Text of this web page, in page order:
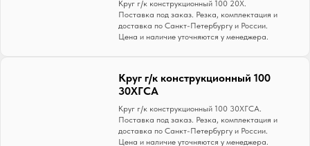
Круг г/к конструкционный 100 20Х.
Поставка под заказ. Резка, комплектация и
доставка по Санкт-Петербургу и России.
Цена и наличие уточняются у менеджера.
Круг г/к конструкционный 100
30ХГСА
Круг г/к конструкционный 100 30ХГСА.
Поставка под заказ. Резка, комплектация и
доставка по Санкт-Петербургу и России.
Цена и наличие уточняются у менеджера.